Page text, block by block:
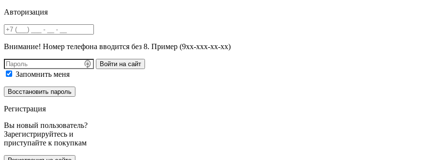
Авторизация
Внимание! Номер телефона вводится без 8. Пример (9хх-ххх-хх-хх)
Войти на сайт
Запомнить меня
Регистрация
Вы новый пользователь?
Зарегистрируйтесь и
приступайте к покупкам